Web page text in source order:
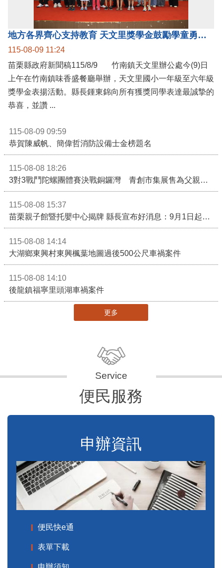
地方各界齊心支持教育 天文里獎學金鼓勵學童勇敢追夢
115-08-09 11:24
苗栗縣政府新聞稿115/8/9 竹南鎮天文里辦公處今(9)日
上午在竹南鎮味香盛餐廳舉辦，天文里國小一年級至六年級
獎學金表揚活動。縣長鍾東錦向所有獲獎同學表達最誠摯的
115-08-09 09:59
恭賀陳威帆、簡偉哲消防設備士金榜題名
115-08-08 18:26
115-08-08 15:37
115-08-08 14:14
大湖鄉東興村東興楓葉地圖過後500公尺車禍案件
115-08-08 14:10
後龍鎮福寧里頭湖車禍案件
更多
便民服務
申辦資訊
便民快e通
表單下載
申辦須知